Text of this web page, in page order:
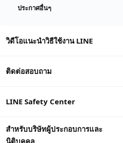
ประกาศอื่นๆ
วิดีโอแนะนำวิธีใช้งาน LINE
ติดต่อสอบถาม
LINE Safety Center
สำหรับบริษัทผู้ประกอบการและ
นิติบุคคล